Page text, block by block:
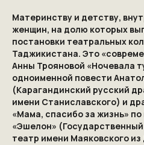
Материнству и детству,
женщин, на долю которых
постановки театральных
Таджикистана. Это
Анны Трояновой «Ночевала
одноименной повести
(Карагандинский русский
имени Станиславского) и
«Мама, спасибо за жизнь»
«Эшелон»
театр имени Маяковского